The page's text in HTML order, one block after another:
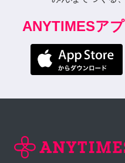
ANYTIMESア